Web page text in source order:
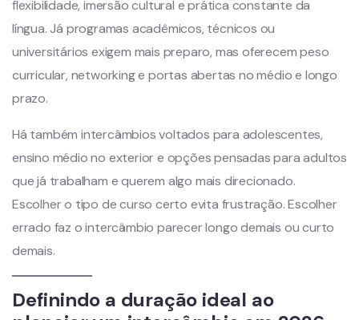
flexibilidade, imersão cultural e prática constante da
língua. Já programas acadêmicos, técnicos ou
universitários exigem mais preparo, mas oferecem peso
curricular, networking e portas abertas no médio e longo
prazo.
Há também intercâmbios voltados para adolescentes,
ensino médio no exterior e opções pensadas para adultos
que já trabalham e querem algo mais direcionado.
Escolher o tipo de curso certo evita frustração. Escolher
errado faz o intercâmbio parecer longo demais ou curto
demais.
Definindo a duração ideal ao